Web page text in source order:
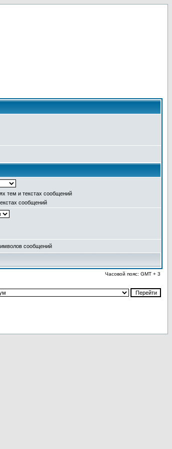
тем и текстах сообщений
сообщений
сообщений
Часовой пояс: GMT + 3